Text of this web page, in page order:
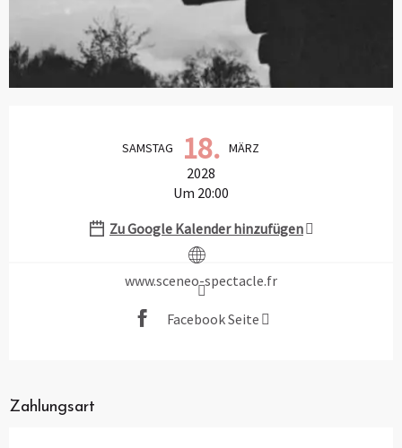
SAMSTAG 18. MÄRZ
2028
Um 20:00
Zu Google Kalender hinzufügen
www.sceneo-spectacle.fr
Facebook Seite
Zahlungsart